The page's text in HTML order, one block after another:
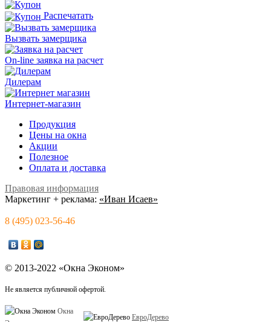
Распечатать
Вызвать замерщика
On-line заявка на расчет
Дилерам
Интернет-магазин
Продукция
Цены на окна
Акции
Полезное
Оплата и доставка
Правовая информация
Маркетинг + реклама: «Иван Исаев»
8 (495) 023-56-46
© 2013-2022 «Окна Эконом»
Не является публичной офертой.
Окна
ЕвроДерево